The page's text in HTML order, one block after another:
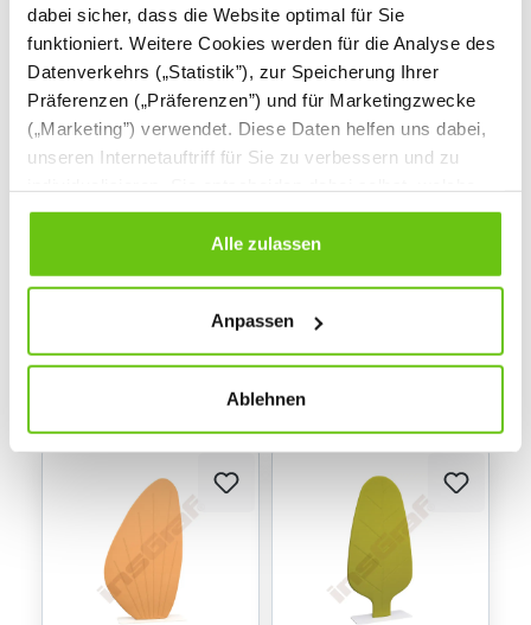
dabei sicher, dass die Website optimal für Sie
funktioniert. Weitere Cookies werden für die Analyse des
Datenverkehrs („Statistik”), zur Speicherung Ihrer
Präferenzen („Präferenzen”) und für Marketingzwecke
(„Marketing”) verwendet. Diese Daten helfen uns dabei,
unseren Internetauftriff für Sie zu verbessern und zu
Cookies Sie erlauben. Verweigern Sie Ihre Zustimmung,
wählen Sie „Alle ablehnen” – in diesem Fall werden nur
Daten verarbeitet, die für den Besuch unserer Website
jederzeit ändern, indem Sie auf die Schaltfläche unten
links klicken. Weitere Informationen zur Datennutzung
Alle zulassen
Anpassen
Ablehnen
Arborea Line 4
Arborea Line 3